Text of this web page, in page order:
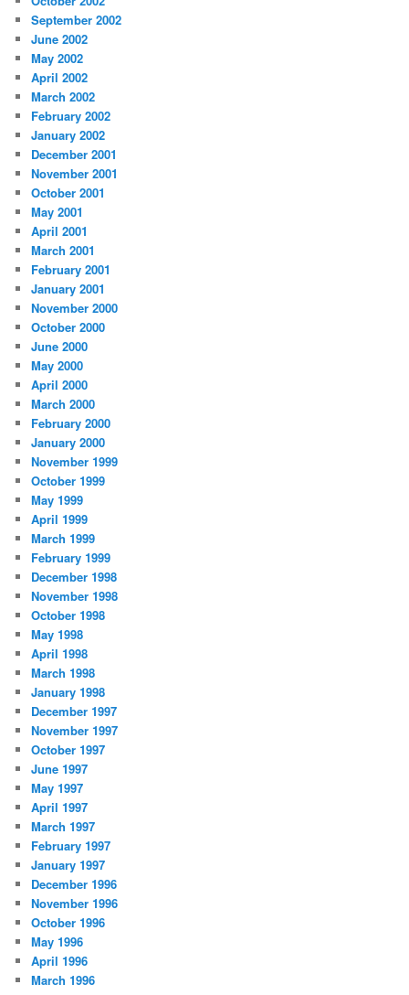
September 2002
June 2002
May 2002
April 2002
March 2002
February 2002
January 2002
December 2001
November 2001
October 2001
May 2001
April 2001
March 2001
February 2001
January 2001
November 2000
October 2000
June 2000
May 2000
April 2000
March 2000
February 2000
January 2000
November 1999
October 1999
May 1999
April 1999
March 1999
February 1999
December 1998
November 1998
October 1998
May 1998
April 1998
March 1998
January 1998
December 1997
November 1997
October 1997
June 1997
May 1997
April 1997
March 1997
February 1997
January 1997
December 1996
November 1996
October 1996
May 1996
April 1996
March 1996